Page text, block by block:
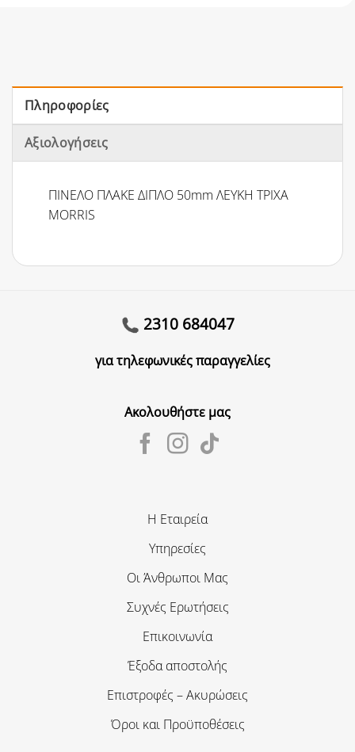
Πληροφορίες
Αξιολογήσεις
ΠΙΝΕΛΟ ΠΛΑΚΕ ΔΙΠΛΟ 50mm ΛΕΥΚΗ ΤΡΙΧΑ
MORRIS
2310 684047
για τηλεφωνικές παραγγελίες
Ακολουθήστε μας
Η Εταιρεία
Υπηρεσίες
Οι Άνθρωποι Μας
Συχνές Ερωτήσεις
Επικοινωνία
Έξοδα αποστολής
Επιστροφές – Ακυρώσεις
Όροι και Προϋποθέσεις